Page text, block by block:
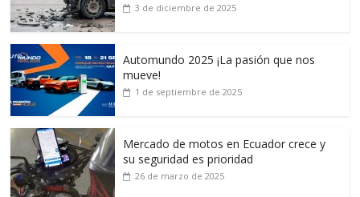
3 de diciembre de 2025
Automundo 2025 ¡La pasión que nos
mueve!
1 de septiembre de 2025
Mercado de motos en Ecuador crece y
su seguridad es prioridad
26 de marzo de 2025